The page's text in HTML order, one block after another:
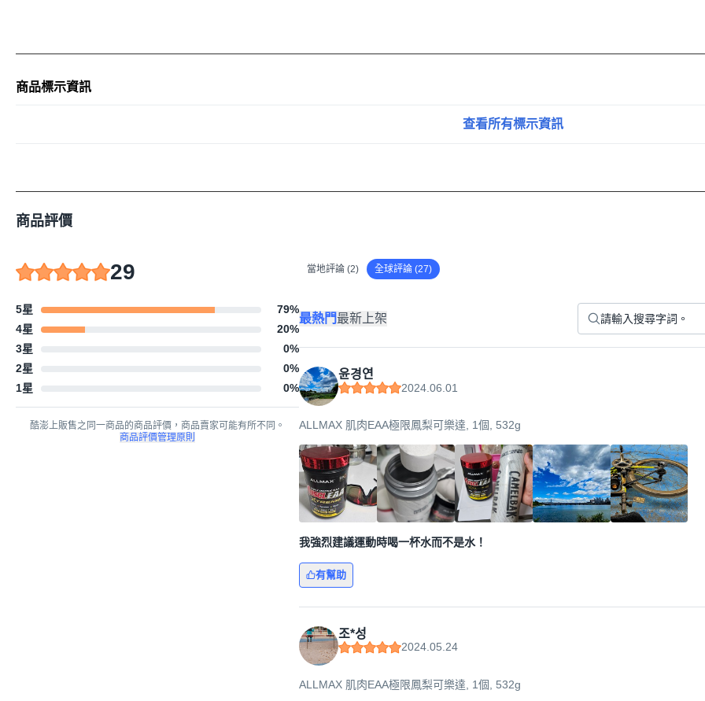
주의 사항
브랜드 이야기
Allmax는 고객의 요구에 부응하기 위해 효율적으로 목표를 달성할 수 있는 건강기능식품을
고 품질이 뛰어난 제품으로 운동선수나 트레이너들 사이에서 입소문을 타며 점차 성장하고
商品標示資訊
查看所有標示資訊
商品評價
29
5星 79%
4星
20%
3星
0%
2星
0%
1星
0%
酷澎上販售之同一商品的商品評價，商品賣家可能有所不同。
商品評價管理原則
當地評論 (2) 全球評論 (27)
最熱門最新上架
윤경연
2024.06.01
ALLMAX 肌肉EAA極限鳳梨可樂達, 1個, 532g
我強烈建議運動時喝一杯水而不是水！
有幫助
조*성
2024.05.24
ALLMAX 肌肉EAA極限鳳梨可樂達, 1個, 532g